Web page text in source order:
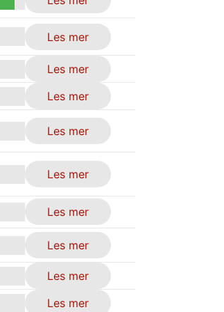
Les mer
Les mer
Les mer
Les mer
Les mer
Les mer
Les mer
Les mer
Les mer